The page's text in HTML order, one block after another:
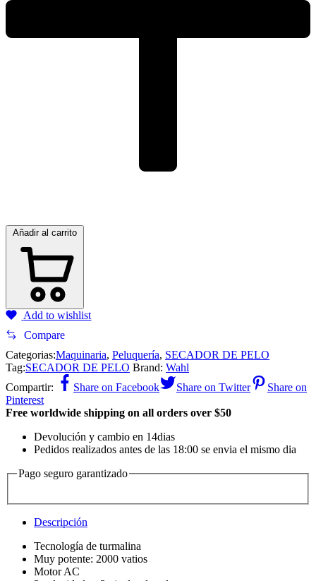
Añadir al carrito
Add to wishlist
Compare
Categorias:Maquinaria, Peluquería, SECADOR DE PELO
Tag:SECADOR DE PELO Brand: Wahl
Compartir:
Share on Facebook Share on Twitter
Share on
Pinterest
Free worldwide shipping on all orders over $50
Devolución y cambio en 14dias
Pedidos realizados antes de las 18:00 se envia el mismo dia
Pago seguro garantizado
Descripción
Tecnología de turmalina
Muy potente: 2000 vatios
Motor AC